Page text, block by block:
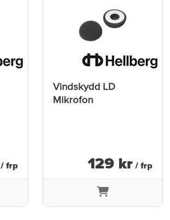
/ frp
Vindskydd LD
Mikrofon
129 kr / frp